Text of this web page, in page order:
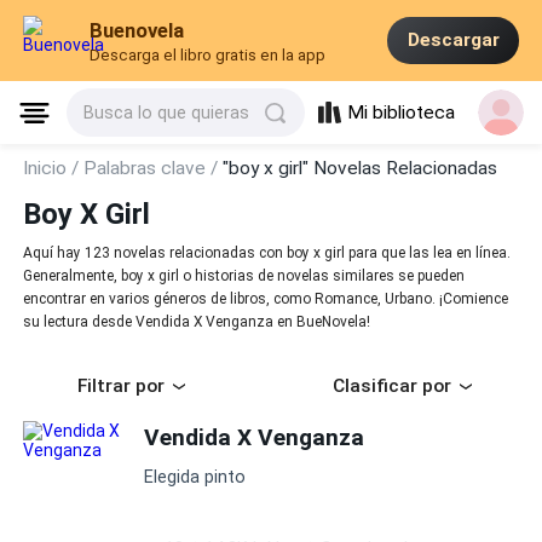
Buenovela
Descarga el libro gratis en la app
Descargar
Busca lo que quieras Mi biblioteca
Inicio / Palabras clave /"boy x girl" Novelas Relacionadas
Boy X Girl
Aquí hay 123 novelas relacionadas con boy x girl para que las lea en línea.
Generalmente, boy x girl o historias de novelas similares se pueden
encontrar en varios géneros de libros, como Romance, Urbano. ¡Comience
su lectura desde Vendida X Venganza en BueNovela!
Filtrar por Clasificar por
Vendida X Venganza
Elegida pinto